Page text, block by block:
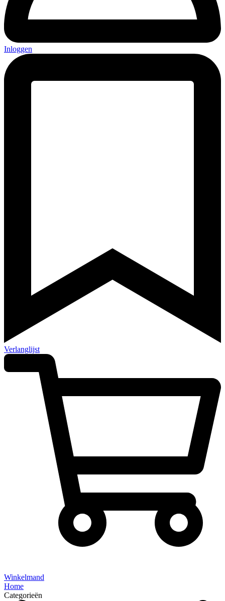
Inloggen
Verlanglijst
Winkelmand
Home
Categorieën